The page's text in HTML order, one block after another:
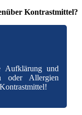
Kon­trast­mit­tel?
und
oder All­er­gien